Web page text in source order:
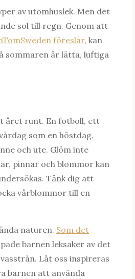
av utomhuslek. Men det
sol till regn. Genom att
föreslår, kan
sommaren är lätta, luftiga
året runt. En fotboll, ett
som en höstdag.
och ute. Glöm inte
pinnar och blommor kan
Tänk dig att
vårblommor till en
naturen. Som det
barnen leksaker av det
Låt oss inspireras
barnen att använda